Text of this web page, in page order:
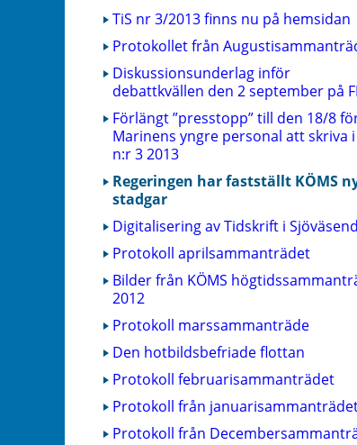
TiS nr 3/2013 finns nu på hemsidan
Protokollet från
Diskussionsunderlag inför
debattkvällen den 2 september på
Förlängt ”presstopp” till den 18/8
Marinens yngre personal att skriva i
n:r 3 2013
Regeringen har fastställt KÖMS
stadgar
Digitalisering av Tidskrift i
Protokoll aprilsammanträdet
Bilder från KÖMS
2012
Protokoll marssammanträde
Den hotbildsbefriade flottan
Protokoll februarisammanträdet
Protokoll från
Protokoll från